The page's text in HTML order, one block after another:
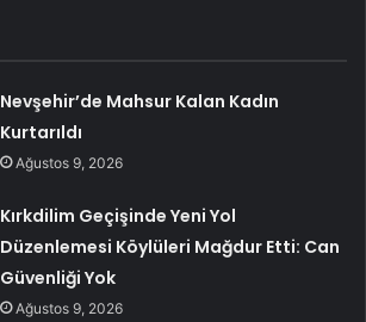
Nevşehir’de Mahsur Kalan Kadın
Kurtarıldı
Ağustos 9, 2026
Kırkdilim Geçişinde Yeni Yol
Düzenlemesi Köylüleri Mağdur Etti: Can
Güvenliği Yok
Ağustos 9, 2026